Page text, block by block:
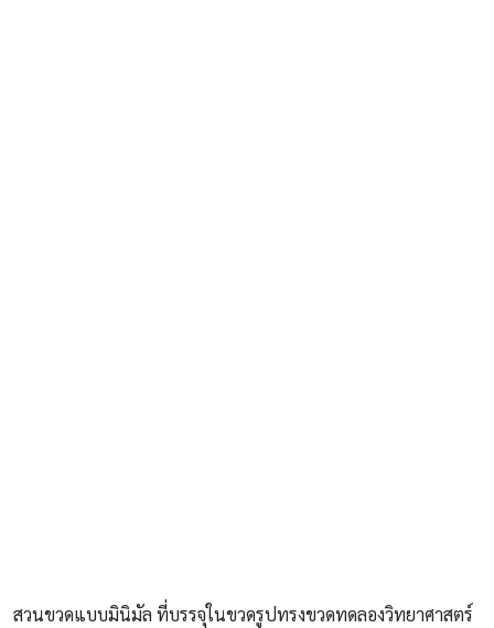
สวนขวดแบบมินิมัล ที่บรรจุในขวดรูปทรงขวดทดลองวิทยาศาสตร์